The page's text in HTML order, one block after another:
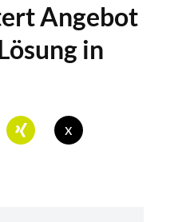
Angebot
in
x